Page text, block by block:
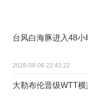
台风白海豚进入48
2026-08-06 22:43:22
大勒布伦晋级WTT